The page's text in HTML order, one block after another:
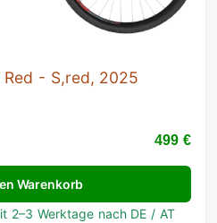
Red - S,red, 2025
499 €
Warenkorb
2–3 Werktage nach DE / AT